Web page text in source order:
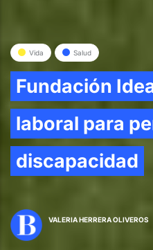
Vida Salud
Fundación
laboral para
discapacidad
VALERIA HERRERA OLIVEROS